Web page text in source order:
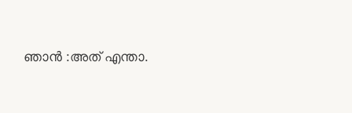
ഞാൻ :അത് എന്താ.